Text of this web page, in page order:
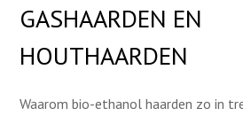
GASHAARDEN EN
HOUTHAARDEN
Waarom bio-ethanol haarden zo in